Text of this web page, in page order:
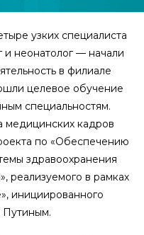
узких специалиста
и неонатолог — начали
в филиале
целевое обучение
специальностям.
медицинских кадров
по «Обеспечению
здравоохранения
реализуемого в рамках
инициированного